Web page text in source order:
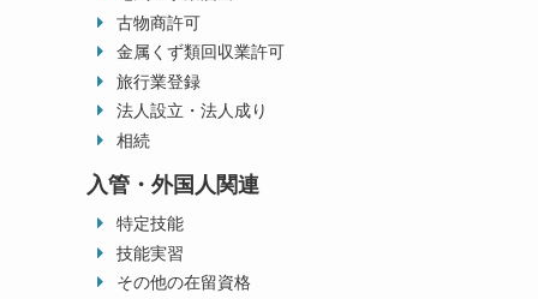
古物商許可
金属くず類回収業許可
旅行業登録
法人設立・法人成り
相続
入管・外国人関連
特定技能
技能実習
その他の在留資格